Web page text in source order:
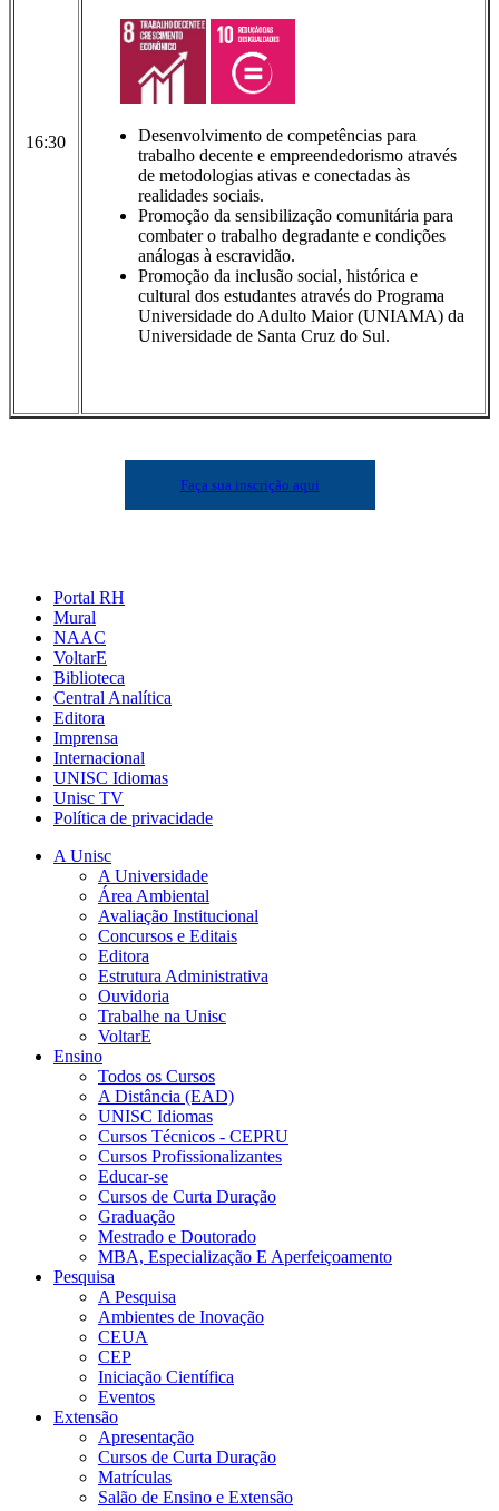
16:30
Desenvolvimento de competências para
trabalho decente e empreendedorismo através
de metodologias ativas e conectadas às
realidades sociais.
Promoção da sensibilização comunitária para
combater o trabalho degradante e condições
análogas à escravidão.
Promoção da inclusão social, histórica e
cultural dos estudantes através do Programa
Universidade do Adulto Maior (UNIAMA) da
Universidade de Santa Cruz do Sul.
Faça sua inscrição aqui
Portal RH
Mural
NAAC
VoltarE
Biblioteca
Central Analítica
Editora
Imprensa
Internacional
UNISC Idiomas
Unisc TV
Política de privacidade
A Unisc
A Universidade
Área Ambiental
Avaliação Institucional
Concursos e Editais
Editora
Estrutura Administrativa
Ouvidoria
Trabalhe na Unisc
VoltarE
Ensino
Todos os Cursos
A Distância (EAD)
UNISC Idiomas
Cursos Técnicos - CEPRU
Cursos Profissionalizantes
Educar-se
Cursos de Curta Duração
Graduação
Mestrado e Doutorado
MBA, Especialização E Aperfeiçoamento
Pesquisa
A Pesquisa
Ambientes de Inovação
CEUA
CEP
Iniciação Científica
Eventos
Extensão
Apresentação
Cursos de Curta Duração
Matrículas
Salão de Ensino e Extensão